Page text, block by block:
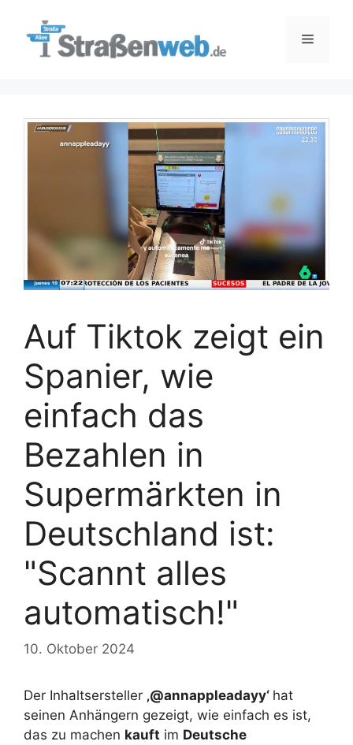
Menü
Auf Tiktok zeigt ein
Spanier, wie
einfach das
Bezahlen in
Supermärkten in
Deutschland ist:
"Scannt alles
automatisch!"
10. Oktober 2024
Der Inhaltsersteller ‚@annappleadayy‘ hat
seinen Anhängern gezeigt, wie einfach es ist,
das zu machen kauft im Deutsche